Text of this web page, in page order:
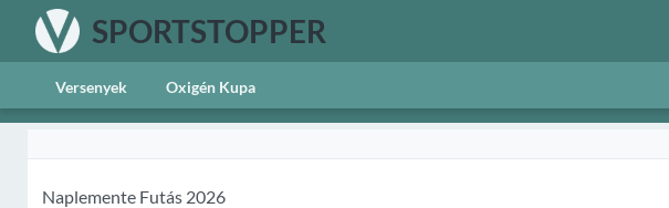
SPORTSTOPPER
Versenyek Oxigén Kupa
Naplemente Futás 2026